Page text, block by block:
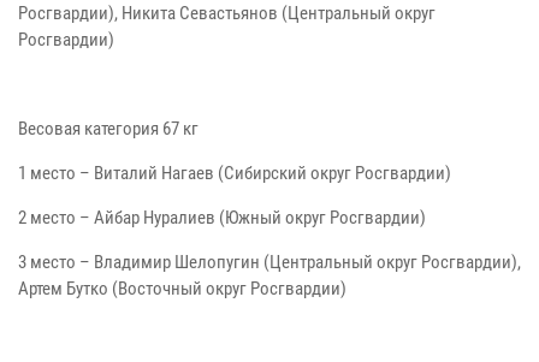
Росгвардии), Никита Севастьянов (Центральный округ
Росгвардии)
Весовая категория 67 кг
1 место – Виталий Нагаев (Сибирский округ Росгвардии)
2 место – Айбар Нуралиев (Южный округ Росгвардии)
3 место – Владимир Шелопугин (Центральный округ Росгвардии),
Артем Бутко (Восточный округ Росгвардии)